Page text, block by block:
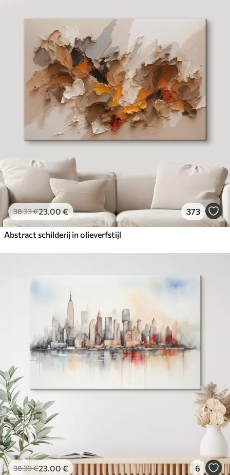
38.33€23.00€ 373
Abstract schilderij in olieverfstijl
38.33€23.00 € 6